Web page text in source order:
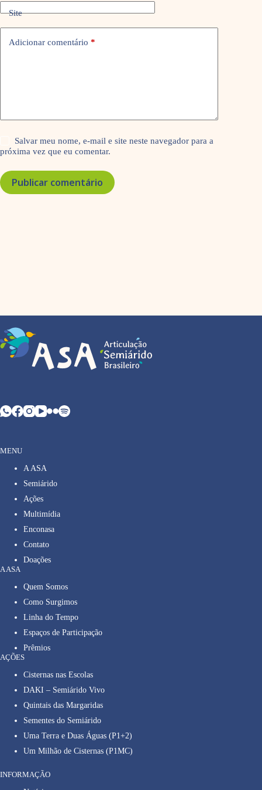
Site
Adicionar comentário *
Salvar meu nome, e-mail e site neste navegador para a
próxima vez que eu comentar.
Publicar comentário
MENU
A ASA
Semiárido
Ações
Multimídia
Enconasa
Contato
Doações
A ASA
Quem Somos
Como Surgimos
Linha do Tempo
Espaços de Participação
Prêmios
AÇÕES
Cisternas nas Escolas
DAKI – Semiárido Vivo
Quintais das Margaridas
Sementes do Semiárido
Uma Terra e Duas Águas (P1+2)
Um Milhão de Cisternas (P1MC)
INFORMAÇÃO